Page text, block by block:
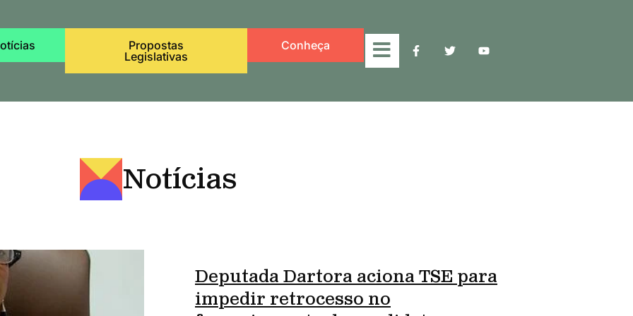
Propostas
Legislativas
Conheça
Notícias
Deputada Dartora aciona TSE para
impedir retrocesso no